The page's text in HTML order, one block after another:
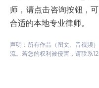
师，请点击咨询按钮，
合适的本地专业律师。
声明：所有作品（图文、音视频
流。若您的权利被侵害，请联系